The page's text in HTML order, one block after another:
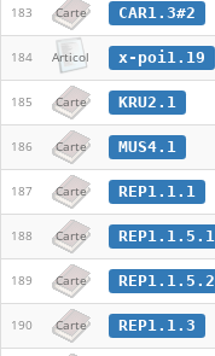
183 Carte CAR1.3#2
184 Articol x-poi1.19
185 Carte KRU2.1
186 Carte MUS4.1
187 Carte REP1.1.1
188 Carte REP1.1.5.1
189 Carte REP1.1.5.2
190 Carte REP1.1.3